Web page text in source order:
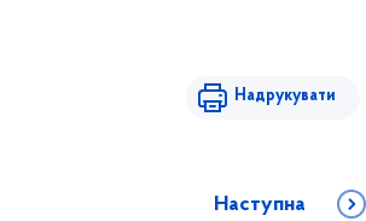
Надрукувати
Наступна